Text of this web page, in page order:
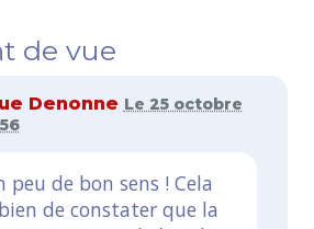
de vue
Denonne Le 25 octobre
peu de bon sens ! Cela
de constater que la